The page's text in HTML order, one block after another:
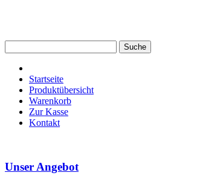
Startseite
Produktübersicht
Warenkorb
Zur Kasse
Kontakt
Unser Angebot